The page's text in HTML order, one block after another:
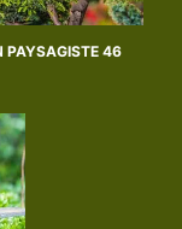
PAYSAGISTE 46